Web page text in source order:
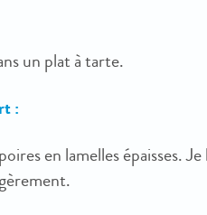
un plat à tarte.
:
en lamelles épaisses.